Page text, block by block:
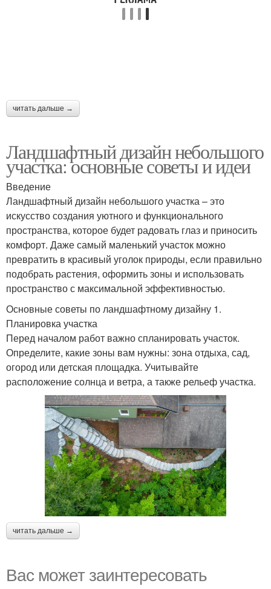
читать дальше →
Ландшафтный дизайн небольшого
участка: основные советы и идеи
Введение
Ландшафтный дизайн небольшого участка – это
искусство создания уютного и функционального
пространства, которое будет радовать глаз и приносить
комфорт. Даже самый маленький участок можно
превратить в красивый уголок природы, если правильно
подобрать растения, оформить зоны и использовать
пространство с максимальной эффективностью.
Основные советы по ландшафтному дизайну 1.
Планировка участка
Перед началом работ важно спланировать участок.
Определите, какие зоны вам нужны: зона отдыха, сад,
огород или детская площадка. Учитывайте
расположение солнца и ветра, а также рельеф участка.
читать дальше →
Вас может заинтересовать